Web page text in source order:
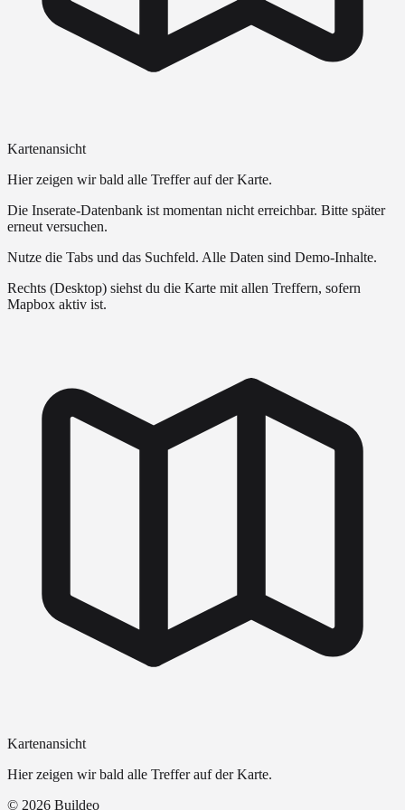
Kartenansicht
Hier zeigen wir bald alle Treffer auf der Karte.
Die Inserate-Datenbank ist momentan nicht erreichbar. Bitte später
erneut versuchen.
Nutze die Tabs und das Suchfeld. Alle Daten sind Demo-Inhalte.
Rechts (Desktop) siehst du die Karte mit allen Treffern, sofern
Mapbox aktiv ist.
Kartenansicht
Hier zeigen wir bald alle Treffer auf der Karte.
© 2026 Buildeo